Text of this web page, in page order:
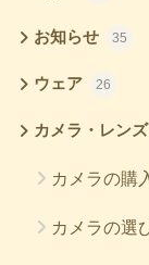
お知らせ 35
ウェア 26
カメラ・レン
カメラの購
カメラの選